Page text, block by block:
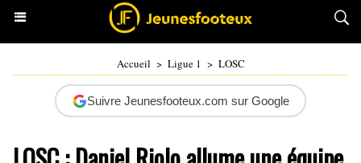
Accueil > Ligue 1 > LOSC
Suivre Jeunesfooteux.com sur Google